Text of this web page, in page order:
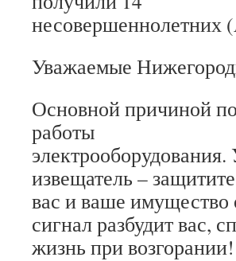
несовершеннолетних
Уважаемые
Основной причиной
работы
извещатель – защитите
вас и ваше
сигнал разбудит вас,
жизнь при возгорании!